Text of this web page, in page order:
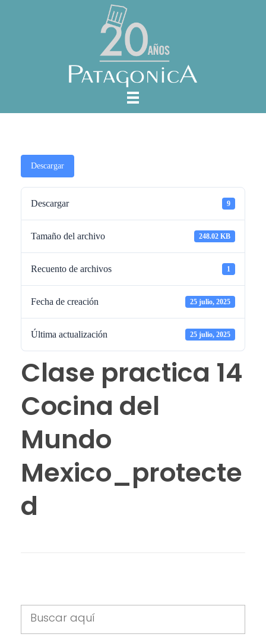
Descargar
Descargar 9
Tamaño del archivo 248.02 KB
Recuento de archivos 1
Fecha de creación 25 julio, 2025
Última actualización 25 julio, 2025
Clase practica 14
Cocina del
Mundo
Mexico_protecte
d